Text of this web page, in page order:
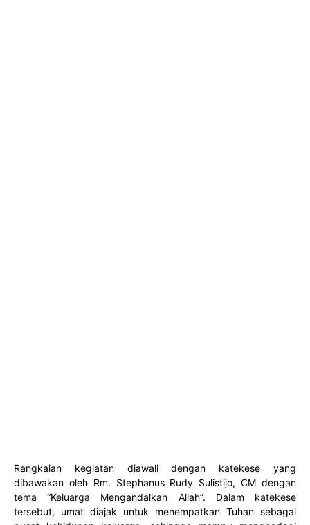
Rangkaian kegiatan diawali dengan katekese yang
dibawakan oleh Rm. Stephanus Rudy Sulistijo, CM dengan
tema “Keluarga Mengandalkan Allah”. Dalam katekese
tersebut, umat diajak untuk menempatkan Tuhan sebagai